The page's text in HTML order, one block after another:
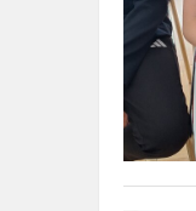
edukacija
“Ką
negalia“
,
skirtoje
įtraukio...